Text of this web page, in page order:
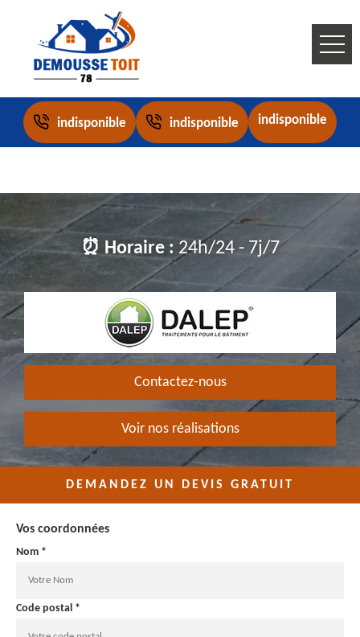
indisponible indisponible indisponible
⏰ Horaire : 24h/24 - 7j/7
Contactez-nous
Voir nos réalisations
DEMANDEZ UN DEVIS GRATUIT
Vos coordonnées
Nom *
Code postal *